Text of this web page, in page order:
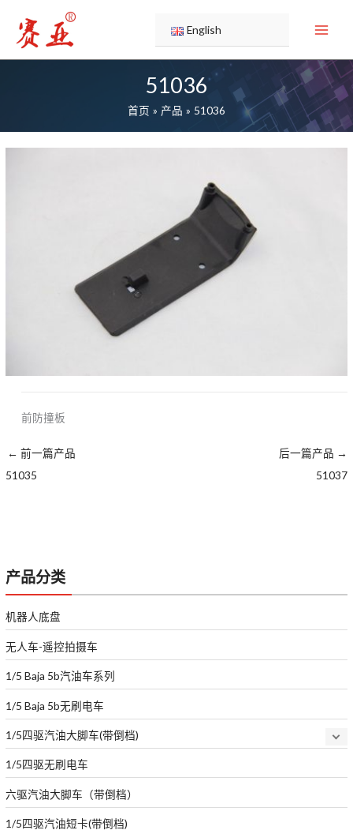
容
English
51036
首页 产品 51036
产品分类
机器人底盘
无人车-遥控拍摄车
1/5 Baja 5b汽油车系列
1/5 Baja 5b无刷电车
1/5四驱汽油大脚车(带倒档)
1/5四驱无刷电车
六驱汽油大脚车（带倒档）
1/5四驱汽油短卡(带倒档)
前防撞板
← 前一篇产品
51035
后一篇产品 →
51037